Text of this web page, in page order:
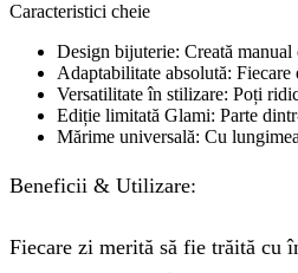
Caracteristici cheie
Design bijuterie: Creată manual
Adaptabilitate absolută:
Versatilitate în stilizare: Poți
Ediție limitată Glami: Parte
Mărime universală: Cu
Beneficii & Utilizare:
Fiecare zi merită să fie trăită cu